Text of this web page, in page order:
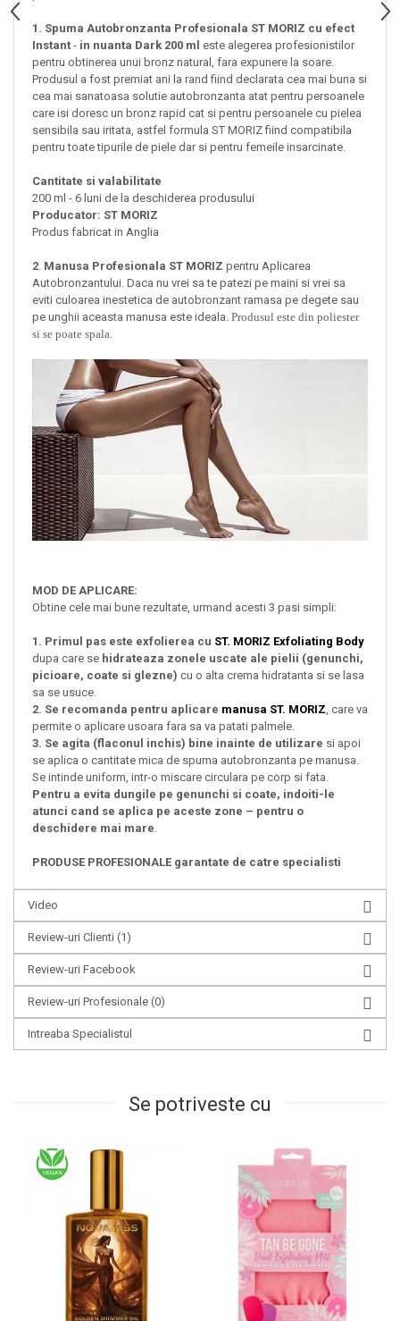
1. Spuma Autobronzanta Profesionala ST MORIZ cu efect
Instant - in nuanta Dark 200 ml este alegerea profesionistilor
pentru obtinerea unui bronz natural, fara expunere la soare.
Produsul a fost premiat ani la rand fiind declarata cea mai buna si
cea mai sanatoasa solutie autobronzanta atat pentru persoanele
care isi doresc un bronz rapid cat si pentru persoanele cu pielea
sensibila sau iritata, astfel formula ST MORIZ fiind compatibila
pentru toate tipurile de piele dar si pentru femeile insarcinate.
Cantitate si valabilitate
200 ml - 6 luni de la deschiderea produsului
Producator: ST MORIZ
Produs fabricat in Anglia
2. Manusa Profesionala ST MORIZ pentru Aplicarea
Autobronzantului. Daca nu vrei sa te patezi pe maini si vrei sa
eviti culoarea inestetica de autobronzant ramasa pe degete sau
pe unghii aceasta manusa este ideala. Produsul este din poliester
si se poate spala.
MOD DE APLICARE:
Obtine cele mai bune rezultate, urmand acesti 3 pasi simpli:
1. Primul pas este exfolierea cu ST. MORIZ Exfoliating Body
dupa care se hidrateaza zonele uscate ale pielii (genunchi,
picioare, coate si glezne) cu o alta crema hidratanta si se lasa
sa se usuce.
2. Se recomanda pentru aplicare manusa ST. MORIZ , care va
permite o aplicare usoara fara sa va patati palmele.
3. Se agita (flaconul inchis) bine inainte de utilizare si apoi
se aplica o cantitate mica de spuma autobronzanta pe manusa.
Se intinde uniform, intr-o miscare circulara pe corp si fata.
Pentru a evita dungile pe genunchi si coate, indoiti-le
atunci cand se aplica pe aceste zone – pentru o
deschidere mai mare
PRODUSE PROFESIONALE garantate de catre specialisti
Video
Review-uri Clienti (1)
Review-uri Facebook
Review-uri Profesionale (0)
Intreaba Specialistul
Se potriveste cu